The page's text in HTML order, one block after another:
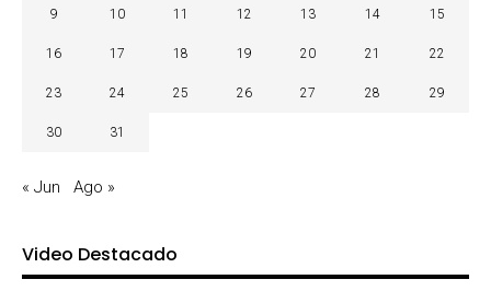
9 10 11 12 13 14 15
16 17 18 19 20 21 22
23 24 25 26 27 28 29
30 31
« Jun Ago »
Video Destacado